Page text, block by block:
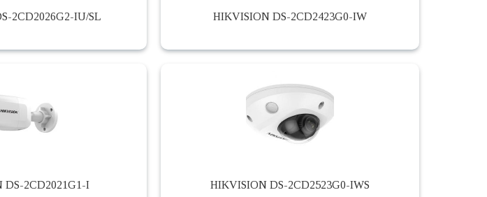
2CD2026G2-IU/SL HIKVISION DS-2CD2423G0-IW
DS-2CD2021G1-I HIKVISION DS-2CD2523G0-IWS